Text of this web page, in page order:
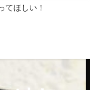
てほしい！